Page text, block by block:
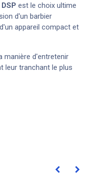
est le choix ultime
d'un barbier
appareil compact et
manière d'entretenir
leur tranchant le plus